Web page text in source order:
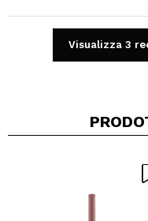
Consiglieresti
Visualizza 3